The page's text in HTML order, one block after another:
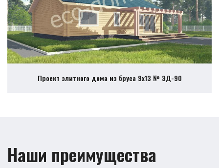
Проект элитного дома из бруса 9х13 № ЭД-90
Наши преимущества